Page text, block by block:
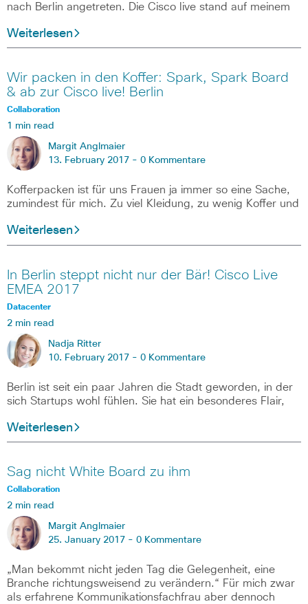
nach Berlin angetreten. Die Cisco live stand auf meinem
Weiterlesen
Wir packen in den Koffer: Spark, Spark Board
& ab zur Cisco live! Berlin
Collaboration
1 min read
Margit Anglmaier
13. February 2017 - 0 Kommentare
Kofferpacken ist für uns Frauen ja immer so eine Sache,
zumindest für mich. Zu viel Kleidung, zu wenig Koffer und
Weiterlesen
In Berlin steppt nicht nur der Bär! Cisco Live
EMEA 2017
Datacenter
2 min read
Nadja Ritter
10. February 2017 - 0 Kommentare
Berlin ist seit ein paar Jahren die Stadt geworden, in der
sich Startups wohl fühlen. Sie hat ein besonderes Flair,
Weiterlesen
Sag nicht White Board zu ihm
Collaboration
2 min read
Margit Anglmaier
25. January 2017 - 0 Kommentare
„Man bekommt nicht jeden Tag die Gelegenheit, eine
Branche richtungsweisend zu verändern.“ Für mich zwar
als erfahrene Kommunikationsfachfrau aber dennoch